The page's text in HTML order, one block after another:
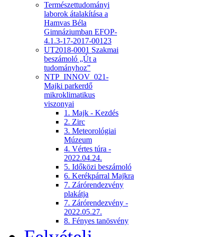
Természettudományi
laborok átalakítása a
Hamvas Béla
Gimnáziumban EFOP-
4.1.3-17-2017-00123
UT2018-0001 Szakmai
beszámoló „Út a
tudományhoz”
NTP_INNOV_021-
Majki parkerdő
mikroklimatikus
viszonyai
1. Majk - Kezdés
2. Zirc
3. Meteorológiai
Múzeum
4. Vértes túra -
2022.04.24.
5. Időközi beszámoló
6. Kerékpárral Majkra
7. Zárórendezvény
plakátja
7. Zárórendezvény -
2022.05.27.
8. Fényes tanösvény